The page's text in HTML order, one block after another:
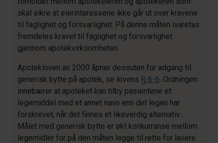
skal sikre at eierinteressene ikke går ut over kravene
til faglighet og forsvarlighet. På denne måten ivaretas
fremdeles kravet til faglighet og forsvarlighet
gjennom apotekvirksomheten.
Apotekloven av 2000 åpner dessuten for adgang til
generisk bytte på apotek, se lovens § 6-6. Ordningen
innebærer at apoteket kan tilby pasientene et
legemiddel med et annet navn enn det legen har
forskrevet, når det finnes et likeverdig alternativ.
Målet med generisk bytte er økt konkurranse mellom
legemidler for på den måten legge til rette for lavere